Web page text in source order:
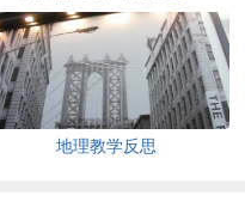
地理教学反思